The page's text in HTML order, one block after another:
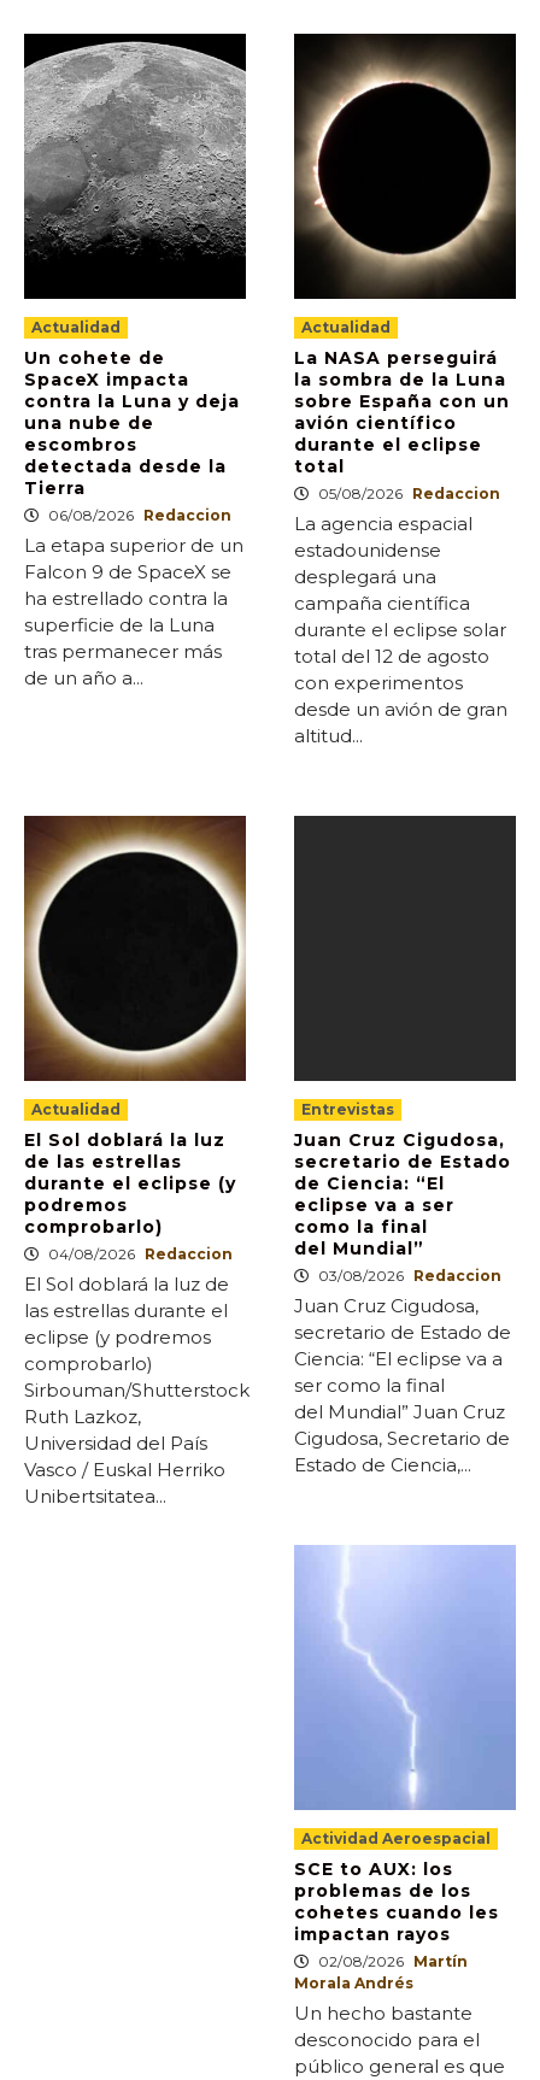
Actualidad
Un cohete de
SpaceX impacta
contra la Luna y deja
una nube de
escombros
detectada desde la
Tierra
06/08/2026 Redaccion
La etapa superior de un
Falcon 9 de SpaceX se
ha estrellado contra la
superficie de la Luna
tras permanecer más
de un año a...
Actualidad
La NASA perseguirá
la sombra de la Luna
sobre España con un
avión científico
durante el eclipse
total
05/08/2026 Redaccion
La agencia espacial
estadounidense
desplegará una
campaña científica
durante el eclipse solar
total del 12 de agosto
con experimentos
desde un avión de gran
altitud...
Actualidad
El Sol doblará la luz
de las estrellas
durante el eclipse (y
podremos
comprobarlo)
04/08/2026 Redaccion
El Sol doblará la luz de
las estrellas durante el
eclipse (y podremos
comprobarlo)
Sirbouman/Shutterstock
Ruth Lazkoz,
Universidad del País
Vasco / Euskal Herriko
Unibertsitatea...
Entrevistas
Juan Cruz Cigudosa,
secretario de Estado
de Ciencia: “El
eclipse va a ser
como la final
del Mundial”
03/08/2026 Redaccion
Juan Cruz Cigudosa,
secretario de Estado de
Ciencia: “El eclipse va a
ser como la final
del Mundial” Juan Cruz
Cigudosa, Secretario de
Estado de Ciencia,...
Actividad Aeroespacial
SCE to AUX: los
problemas de los
cohetes cuando les
impactan rayos
02/08/2026 Martín
Morala Andrés
Un hecho bastante
desconocido para el
público general es que